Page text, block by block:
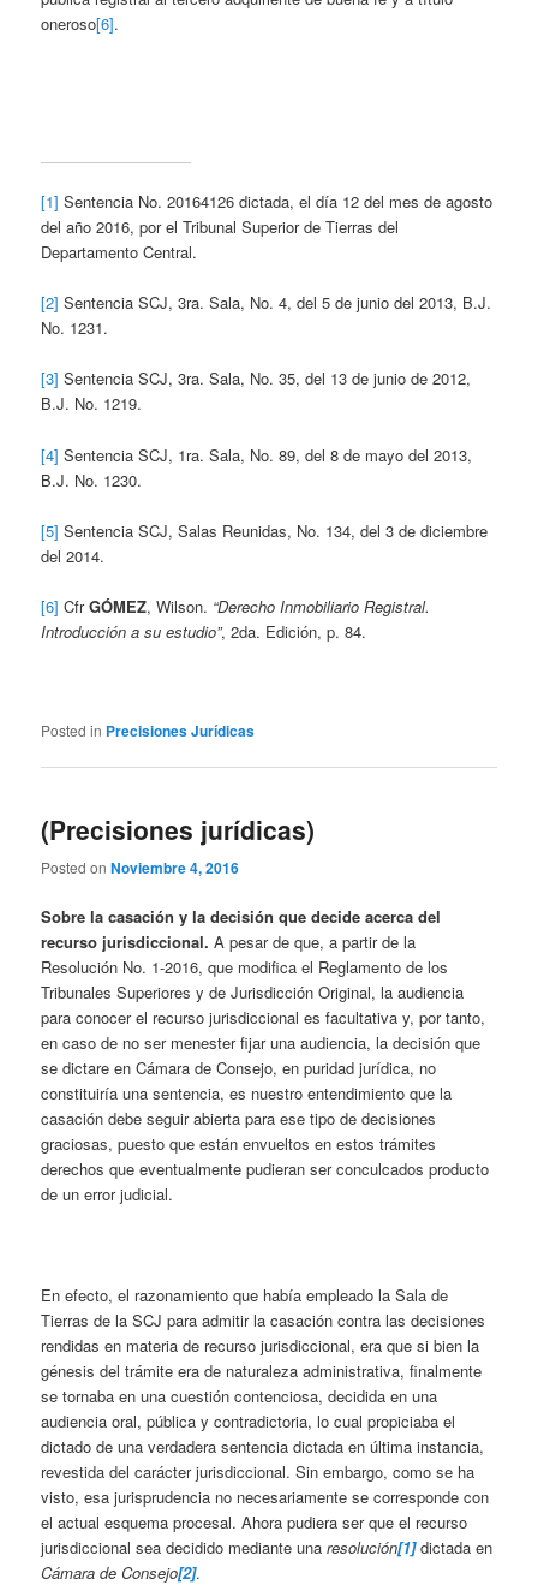
oneroso[6].
[1] Sentencia No. 20164126 dictada, el día 12 del mes de agosto
del año 2016, por el Tribunal Superior de Tierras del
Departamento Central.
[2] Sentencia SCJ, 3ra. Sala, No. 4, del 5 de junio del 2013, B.J.
No. 1231.
[3] Sentencia SCJ, 3ra. Sala, No. 35, del 13 de junio de 2012,
B.J. No. 1219.
[4] Sentencia SCJ, 1ra. Sala, No. 89, del 8 de mayo del 2013,
B.J. No. 1230.
[5] Sentencia SCJ, Salas Reunidas, No. 134, del 3 de diciembre
del 2014.
[6] CfrGÓMEZ, Wilson. “Derecho Inmobiliario Registral.
Introducción a su estudio”, 2da. Edición, p. 84.
Posted in Precisiones Jurídicas
(Precisiones jurídicas)
Posted onNoviembre 4, 2016
Sobre la casación y la decisión que decide acerca del
recurso jurisdiccional.A pesar de que, a partir de la
Resolución No. 1-2016, que modifica el Reglamento de los
Tribunales Superiores y de Jurisdicción Original, la audiencia
para conocer el recurso jurisdiccional es facultativa y, por tanto,
en caso de no ser menester fijar una audiencia, la decisión que
se dictare en Cámara de Consejo, en puridad jurídica, no
constituiría una sentencia, es nuestro entendimiento que la
casación debe seguir abierta para ese tipo de decisiones
graciosas, puesto que están envueltos en estos trámites
derechos que eventualmente pudieran ser conculcados producto
de un error judicial.
En efecto, el razonamiento que había empleado la Sala de
Tierras de la SCJ para admitir la casación contra las decisiones
rendidas en materia de recurso jurisdiccional, era que si bien la
génesis del trámite era de naturaleza administrativa, finalmente
se tornaba en una cuestión contenciosa, decidida en una
audiencia oral, pública y contradictoria, lo cual propiciaba el
dictado de una verdadera sentencia dictada en última instancia,
revestida del carácter jurisdiccional. Sin embargo, como se ha
visto, esa jurisprudencia no necesariamente se corresponde con
el actual esquema procesal. Ahora pudiera ser que el recurso
jurisdiccional sea decidido mediante unaresolución[1]dictada en
Cámara de Consejo[2].